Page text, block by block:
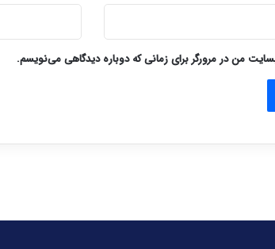
من در مرورگر برای زمانی که دوباره دیدگاهی می‌نویسم.